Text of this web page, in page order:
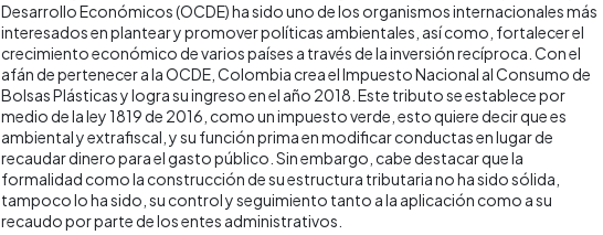
Desarrollo Económicos (OCDE) ha sido uno de los organismos internacionales más
interesados en plantear y promover políticas ambientales, así como, fortalecer el
crecimiento económico de varios países a través de la inversión recíproca. Con el
afán de pertenecer a la OCDE, Colombia crea el Impuesto Nacional al Consumo de
Bolsas Plásticas y logra su ingreso en el año 2018. Este tributo se establece por
medio de la ley 1819 de 2016, como un impuesto verde, esto quiere decir que es
ambiental y extrafiscal, y su función prima en modificar conductas en lugar de
recaudar dinero para el gasto público. Sin embargo, cabe destacar que la
formalidad como la construcción de su estructura tributaria no ha sido sólida,
tampoco lo ha sido, su control y seguimiento tanto a la aplicación como a su
recaudo por parte de los entes administrativos.